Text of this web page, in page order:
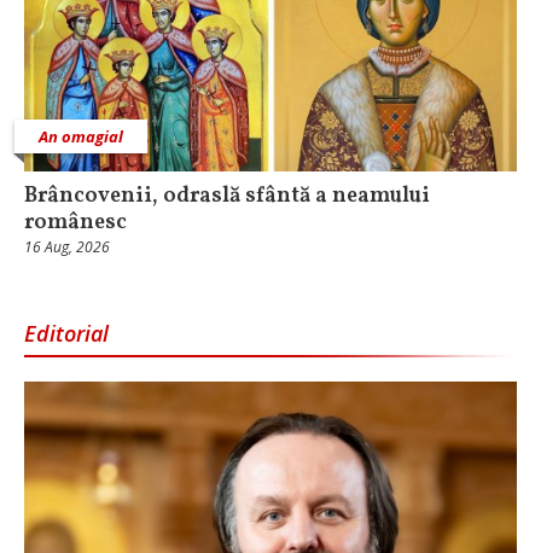
An omagial
Brâncovenii, odraslă sfântă a neamului
românesc
16 Aug, 2026
Editorial